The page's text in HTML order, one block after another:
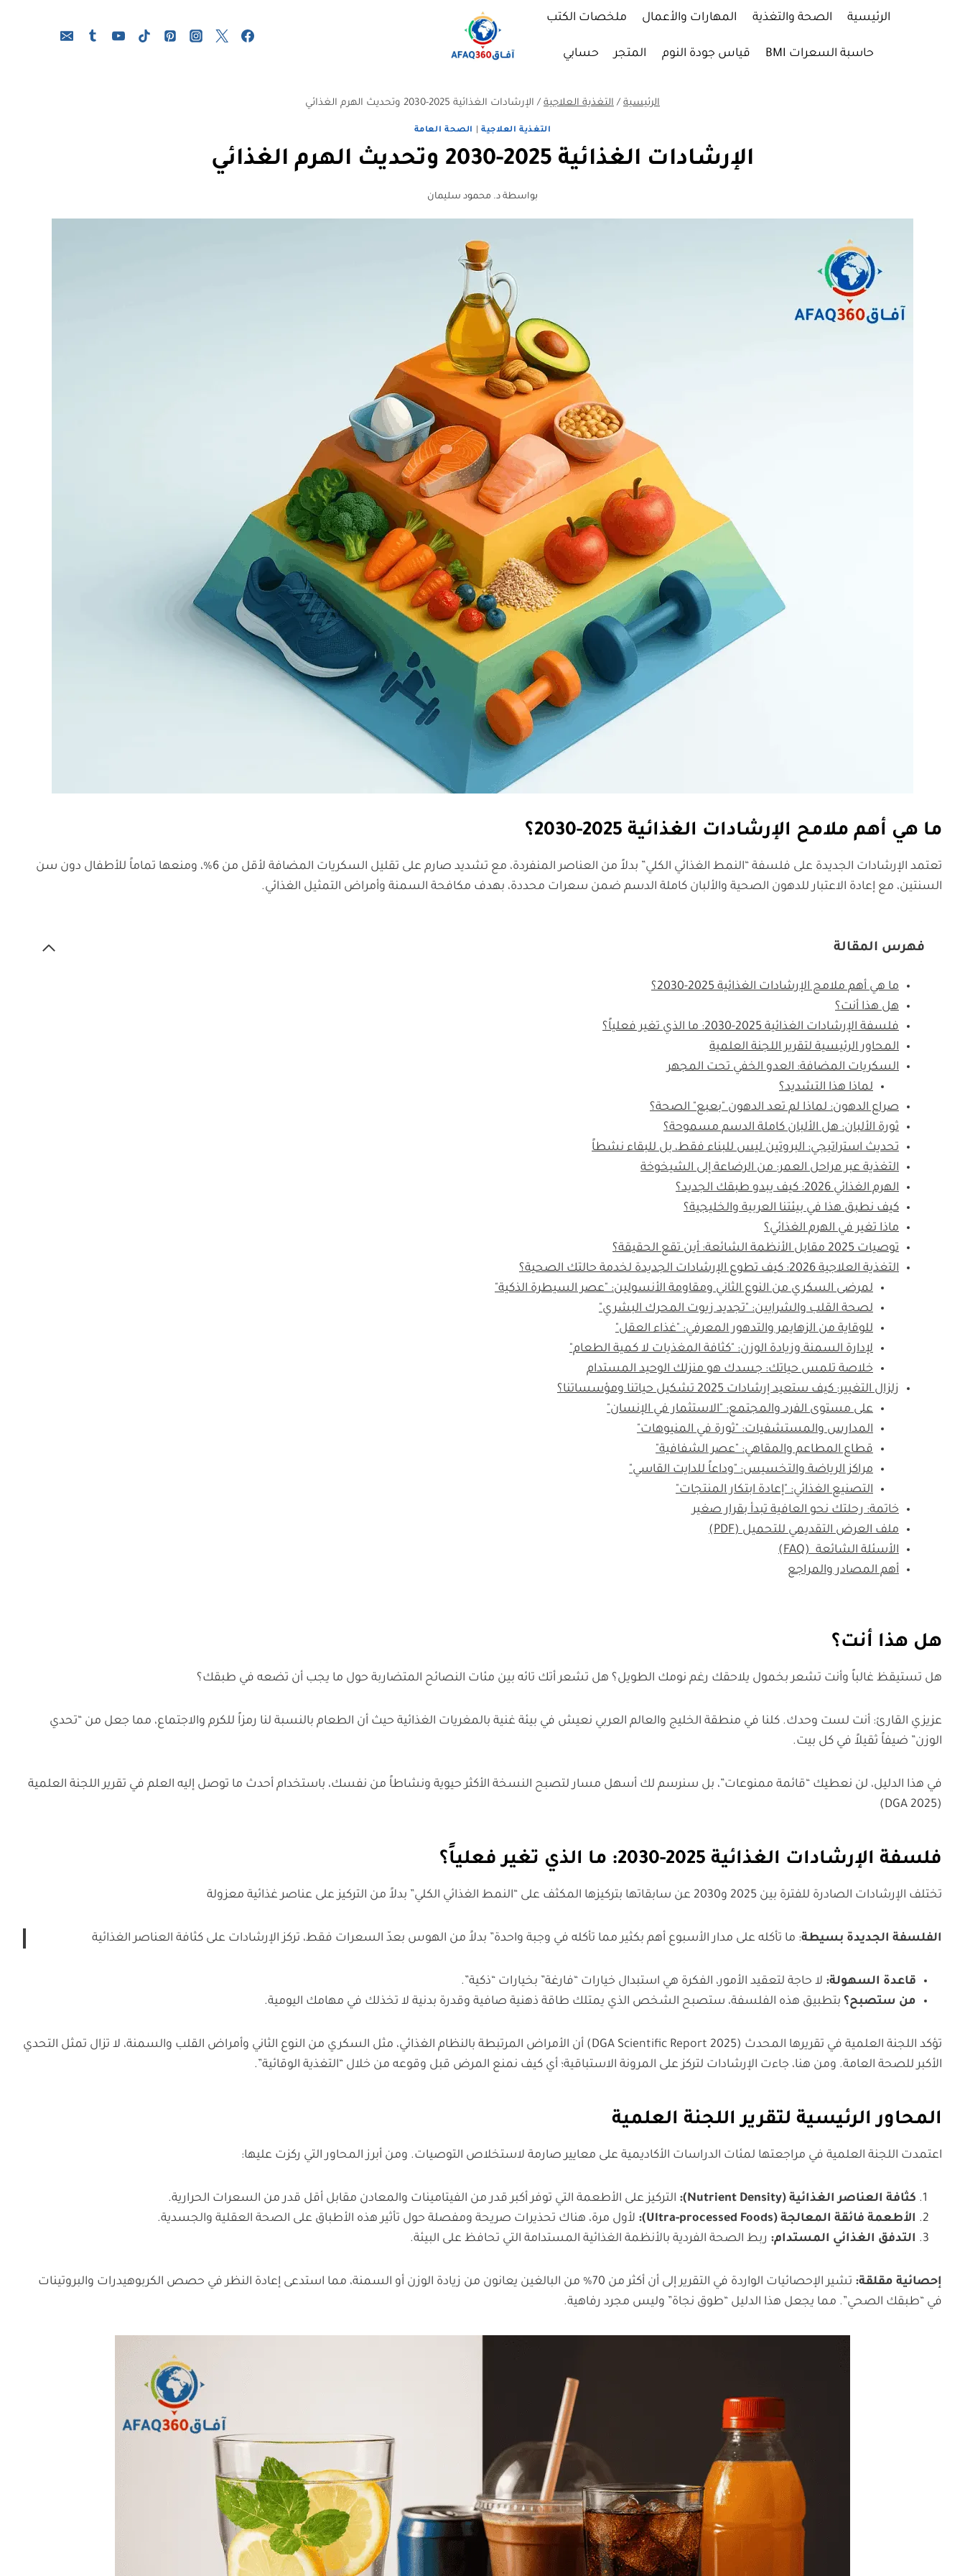
الرئيسية الصحة والتغذية المهارات والأعمال ملخصات الكتب
حاسبة السعرات BMI قياس جودة النوم المتجر حسابي
الرئيسية / التغذية العلاجية / الإرشادات الغذائية 2025-2030 وتحديث الهرم الغذائي
التغذية العلاجية الصحة العامة
الإرشادات الغذائية 2025-2030 وتحديث الهرم الغذائي
بواسطة د. محمود سليمان
ما هي أهم ملامح الإرشادات الغذائية 2025-2030؟
تعتمد الإرشادات الجديدة على فلسفة “النمط الغذائي الكلي” بدلاً من العناصر المنفردة، مع تشديد صارم على تقليل السكريات المضافة لأقل من 6%، ومنعها تماماً للأطفال دون سن
السنتين، مع إعادة الاعتبار للدهون الصحية والألبان كاملة الدسم ضمن سعرات محددة، بهدف مكافحة السمنة وأمراض التمثيل الغذائي.
فهرس المقالة
ما هي أهم ملامح الإرشادات الغذائية 2025-2030؟
هل هذا أنت؟
فلسفة الإرشادات الغذائية 2025-2030: ما الذي تغير فعلياً؟
المحاور الرئيسية لتقرير اللجنة العلمية
السكريات المضافة: العدو الخفي تحت المجهر
لماذا هذا التشديد؟
صراع الدهون: لماذا لم تعد الدهون "بعبع" الصحة؟
ثورة الألبان: هل الألبان كاملة الدسم مسموحة؟
تحديث استراتيجي: البروتين ليس للبناء فقط، بل للبقاء نشطاً
التغذية عبر مراحل العمر: من الرضاعة إلى الشيخوخة
الهرم الغذائي 2026: كيف يبدو طبقك الجديد؟
كيف نطبق هذا في بيئتنا العربية والخليجية؟
ماذا تغير في الهرم الغذائي؟
توصيات 2025 مقابل الأنظمة الشائعة: أين تقع الحقيقة؟
التغذية العلاجية 2026: كيف تطوع الإرشادات الجديدة لخدمة حالتك الصحية؟
لمرضى السكري من النوع الثاني ومقاومة الأنسولين: "عصر السيطرة الذكية"
لصحة القلب والشرايين: "تجديد زيوت المحرك البشري"
للوقاية من الزهايمر والتدهور المعرفي: "غذاء العقل"
لإدارة السمنة وزيادة الوزن: "كثافة المغذيات لا كمية الطعام"
خلاصة تلمس حياتك: جسدك هو منزلك الوحيد المستدام
زلزال التغيير: كيف ستعيد إرشادات 2025 تشكيل حياتنا ومؤسساتنا؟
على مستوى الفرد والمجتمع: "الاستثمار في الإنسان"
المدارس والمستشفيات: "ثورة في المنيوهات"
قطاع المطاعم والمقاهي: "عصر الشفافية"
مراكز الرياضة والتخسيس: "وداعاً للدايت القاسي"
التصنيع الغذائي: "إعادة ابتكار المنتجات"
خاتمة: رحلتك نحو العافية تبدأ بقرار صغير
ملف العرض التقديمي للتحميل (PDF)
الأسئلة الشائعة (FAQ)
أهم المصادر والمراجع
هل هذا أنت؟
هل تستيقظ غالباً وأنت تشعر بخمول يلاحقك رغم نومك الطويل؟ هل تشعر أتك تائه بين مئات النصائح المتضاربة حول ما يجب أن تضعه في طبقك؟
عزيزي القارئ: أنت لست وحدك. كلنا في منطقة الخليج والعالم العربي نعيش في بيئة غنية بالمغريات الغذائية حيث أن الطعام بالنسبة لنا رمزاً للكرم والاجتماع، مما جعل من “تحدي
الوزن” ضيفاً ثقيلاً في كل بيت.
في هذا الدليل، لن نعطيك “قائمة ممنوعات”، بل سنرسم لك أسهل مسار لتصبح النسخة الأكثر حيوية ونشاطاً من نفسك، باستخدام أحدث ما توصل إليه العلم في تقرير اللجنة العلمية
(DGA 2025)
فلسفة الإرشادات الغذائية 2025-2030: ما الذي تغير فعلياً؟
تختلف الإرشادات الصادرة للفترة بين 2025 و2030 عن سابقاتها بتركيزها المكثف على “النمط الغذائي الكلي” بدلاً من التركيز على عناصر غذائية معزولة
الفلسفة الجديدة بسيطة: ما تأكله على مدار الأسبوع أهم بكثير مما تأكله في وجبة واحدة” بدلاً من الهوس بعدّ السعرات فقط، تركز الإرشادات على كثافة العناصر الغذائية
قاعدة السهولة: لا حاجة لتعقيد الأمور، الفكرة هي استبدال خيارات “فارغة” بخيارات “ذكية”.
من ستصبح؟ بتطبيق هذه الفلسفة، ستصبح الشخص الذي يمتلك طاقة ذهنية صافية وقدرة بدنية لا تخذلك في مهامك اليومية.
تؤكد اللجنة العلمية في تقريرها المحدث (DGA Scientific Report 2025) أن الأمراض المرتبطة بالنظام الغذائي، مثل السكري من النوع الثاني وأمراض القلب والسمنة، لا تزال تمثل التحدي
الأكبر للصحة العامة. ومن هنا، جاءت الإرشادات لتركز على المرونة الاستباقية؛ أي كيف نمنع المرض قبل وقوعه من خلال “التغذية الوقائية”.
المحاور الرئيسية لتقرير اللجنة العلمية
اعتمدت اللجنة العلمية في مراجعتها لمئات الدراسات الأكاديمية على معايير صارمة لاستخلاص التوصيات. ومن أبرز المحاور التي ركزت عليها:
كثافة العناصر الغذائية (Nutrient Density):
التركيز على الأطعمة التي توفر أكبر قدر من الفيتامينات والمعادن مقابل أقل قدر من السعرات الحرارية.
الأطعمة فائقة المعالجة (Ultra-processed Foods):
لأول مرة، هناك تحذيرات صريحة ومفصلة حول تأثير هذه الأطباق على الصحة العقلية والجسدية.
التدفق الغذائي المستدام: ربط الصحة الفردية بالأنظمة الغذائية المستدامة التي تحافظ على البيئة.
إحصائية مقلقة:
تشير الإحصائيات الواردة في التقرير إلى أن أكثر من 70% من البالغين يعانون من زيادة الوزن أو السمنة، مما استدعى إعادة النظر في حصص الكربوهيدرات والبروتينات
في “طبقك الصحي”. مما يجعل هذا الدليل “طوق نجاة” وليس مجرد رفاهية.